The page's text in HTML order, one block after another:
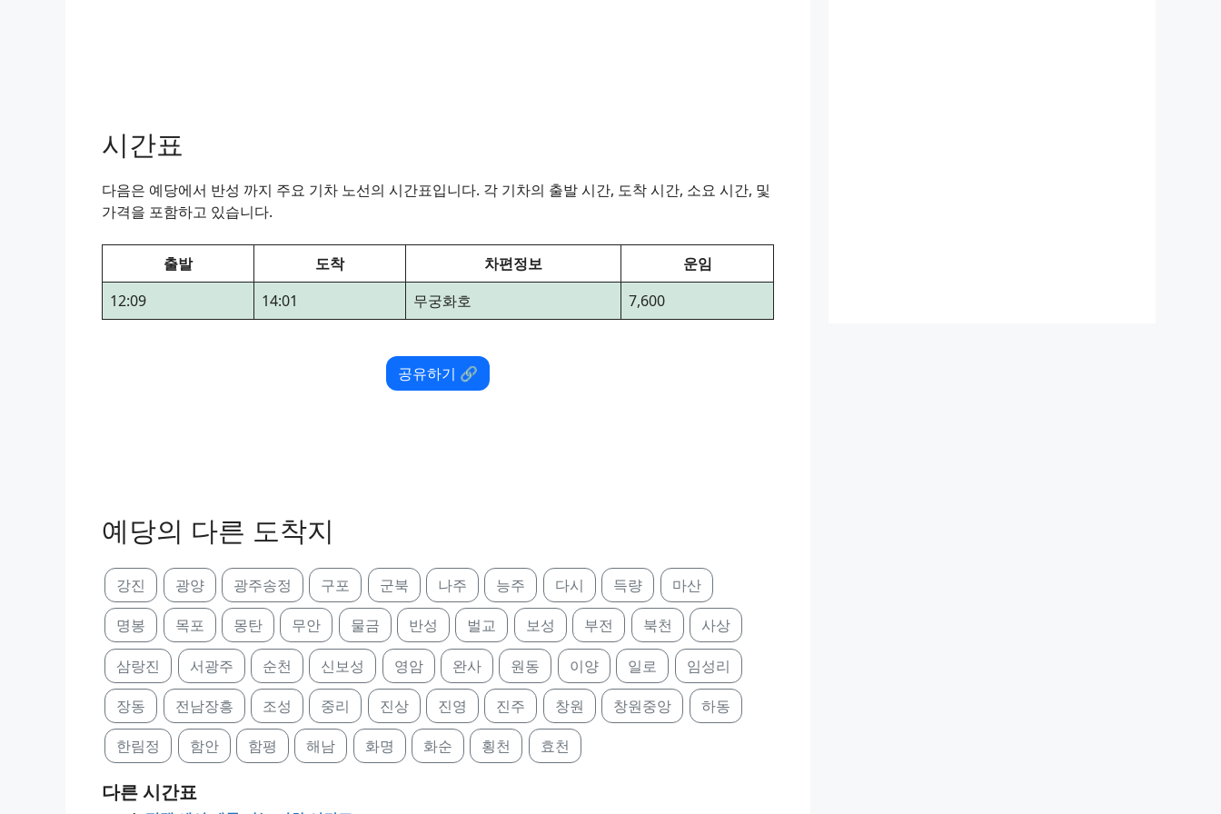
시간표
다음은 예당에서 반성 까지 주요 기차 노선의 시간표입니다. 각 기차의 출발 시간, 도착 시간, 소요 시간, 및
가격을 포함하고 있습니다.
출발 도착 차편정보
운임
12:09
14:01 무궁화호 7,600
공유하기 🔗
예당의 다른 도착지
강진 광양 광주송정 구포 군북 나주 능주 다시 득량 마산
명봉 목포 몽탄 무안 물금 반성 벌교 보성 부전 북천 사상
삼랑진 서광주 순천 신보성 영암 완사 원동 이양 일로 임성리
장동 전남장흥 조성 중리 진상 진영 진주 창원 창원중앙 하동
한림정 함안 함평 해남 화명 화순 횡천 효천
다른 시간표